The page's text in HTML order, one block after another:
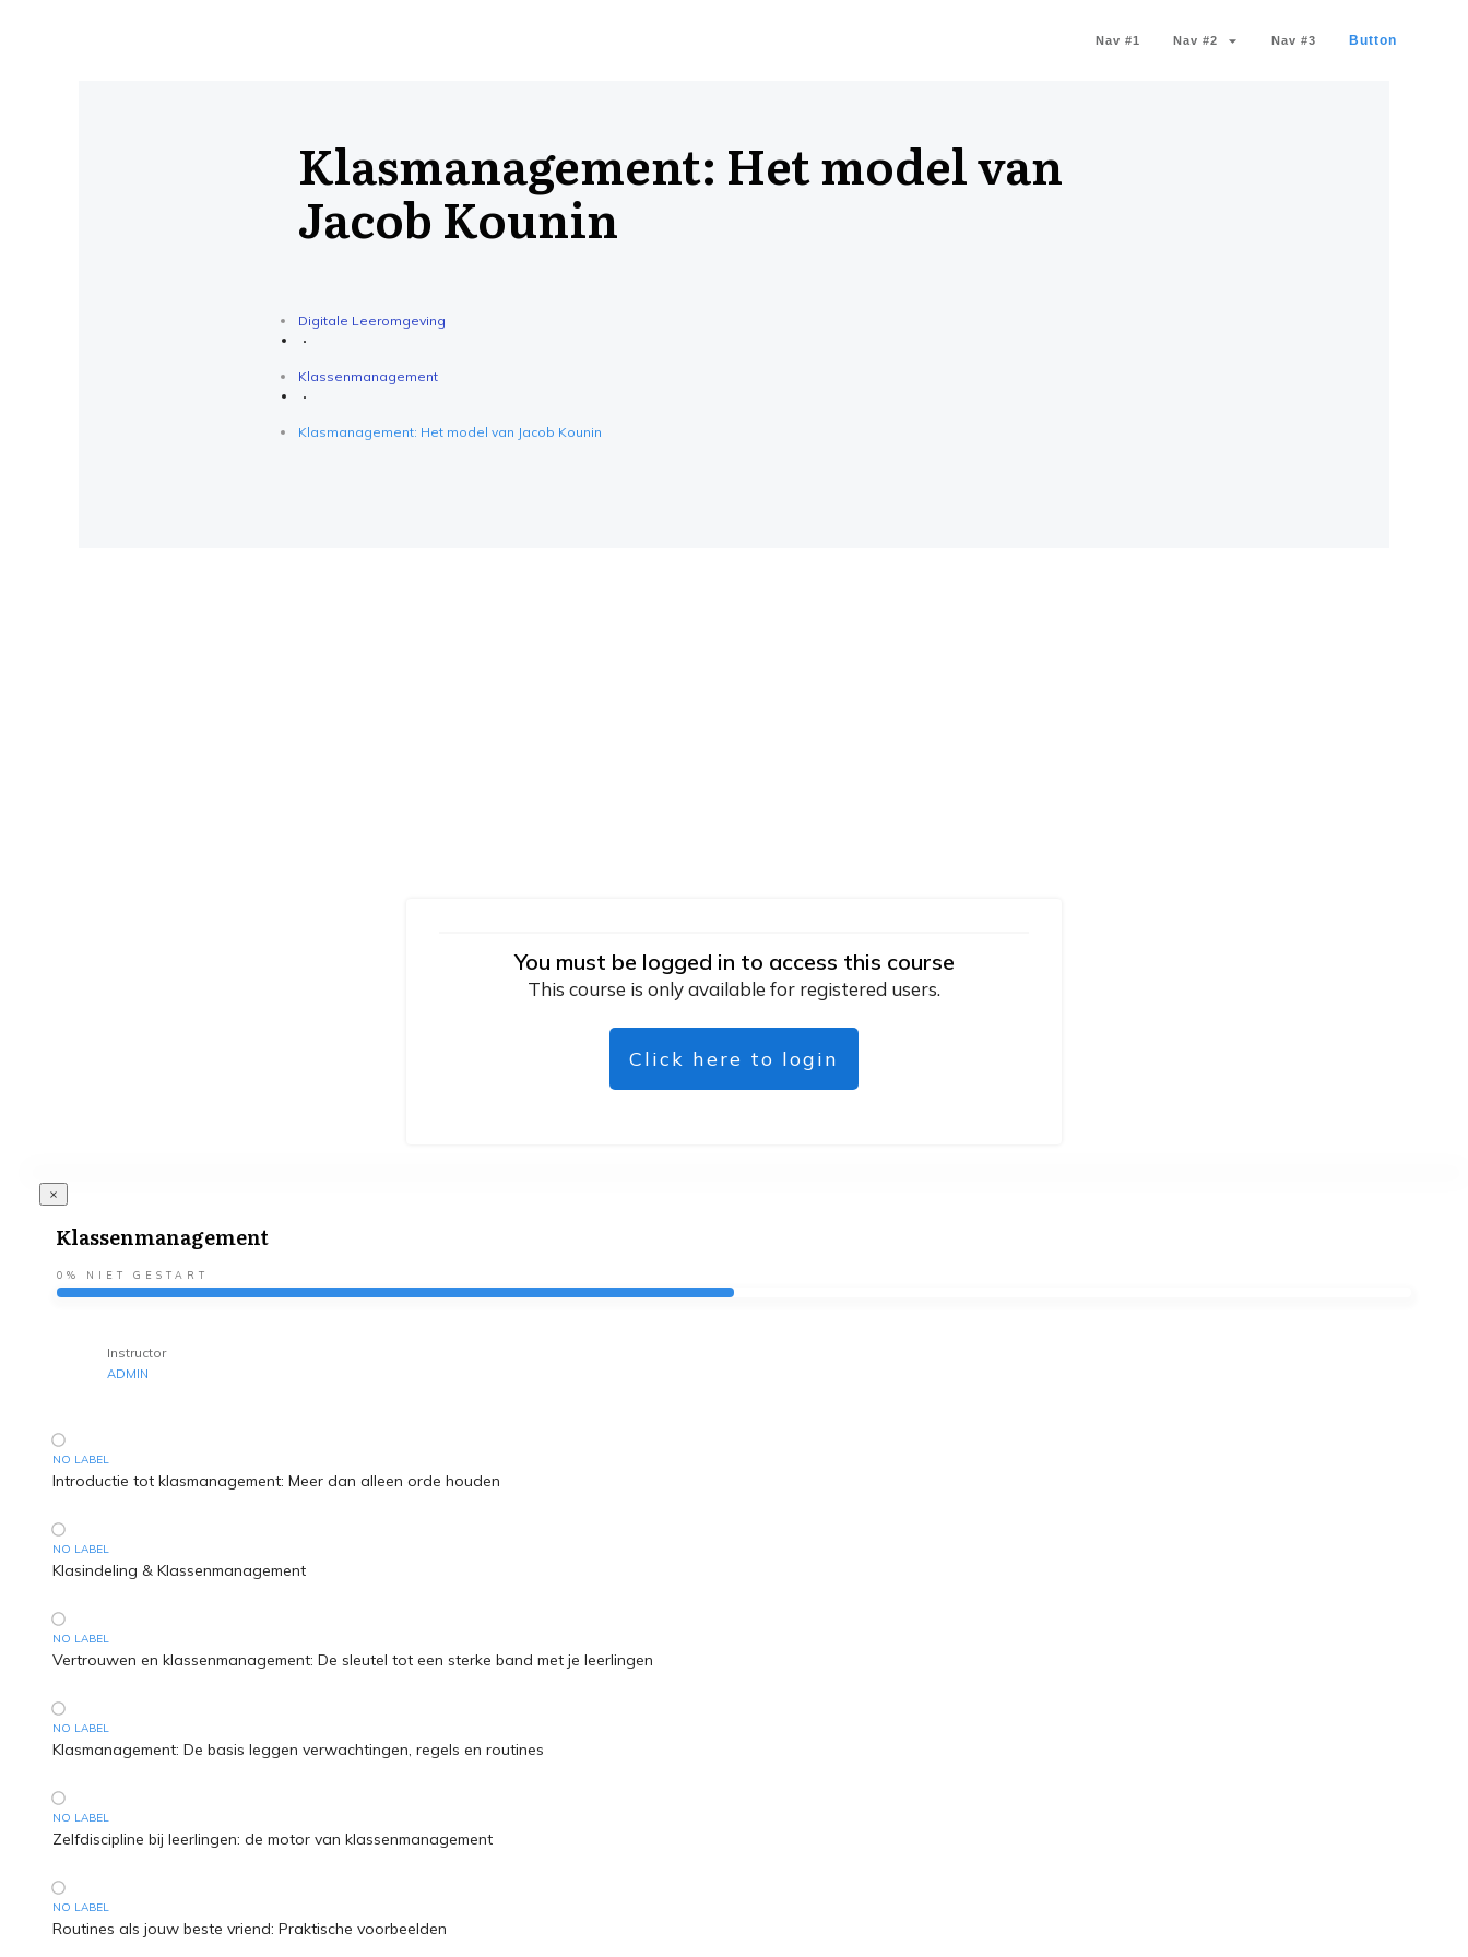
Nav #1 Nav #2 Nav #3 Button
Klasmanagement: Het model van
Jacob Kounin
Digitale Leeromgeving
Klassenmanagement
Klasmanagement: Het model van Jacob Kounin
You must be logged in to access this course
This course is only available for registered users.
Click here to login
Klassenmanagement
0% NIET GESTART
Instructor
ADMIN
NO LABEL
Introductie tot klasmanagement: Meer dan alleen orde houden
NO LABEL
Klasindeling & Klassenmanagement
NO LABEL
Vertrouwen en klassenmanagement: De sleutel tot een sterke band met je leerlingen
NO LABEL
Klasmanagement: De basis leggen verwachtingen, regels en routines
NO LABEL
Zelfdiscipline bij leerlingen: de motor van klassenmanagement
NO LABEL
Routines als jouw beste vriend: Praktische voorbeelden